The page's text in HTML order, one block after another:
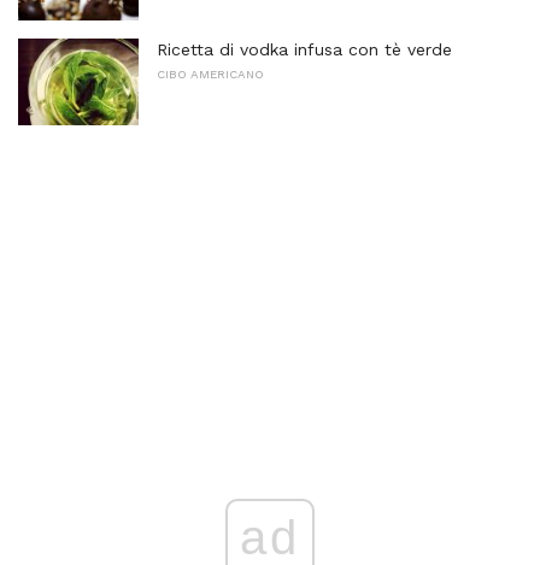
Ricetta di vodka infusa con tè verde
CIBO AMERICANO
ad